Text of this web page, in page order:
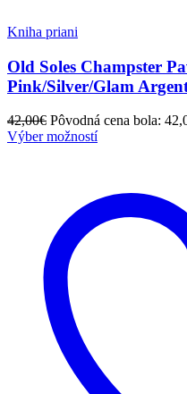
Kniha priani
Old Soles Champster
Pink/Silver/Glam
42,00€ Pôvodná cena bola:
Výber možností